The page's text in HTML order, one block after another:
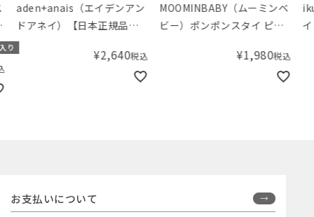
aden+anais（エイデンアン
ドアネイ）【日本正規品】
モスリンコットン ビブ3枚セ
ット イヤーオブザスネイク
2,640税込
MOOMINBABY（ムーミンベ
ビー）ポンポンスタイ ピン
1,980税込
イ
お支払いについて